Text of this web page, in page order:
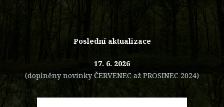
Poslední aktualizace
17. 6. 2026
(doplněny novinky ČERVENEC až PROSINEC 2024)